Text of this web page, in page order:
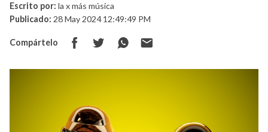
Escrito por: la x más música
Publicado: 28 May 2024 12:49:49 PM
Compártelo